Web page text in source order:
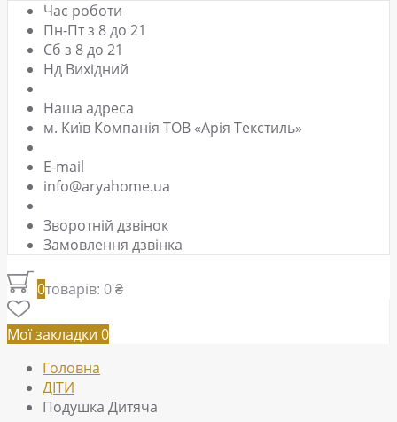
Час роботи
Пн-Пт з 8 до 21
Сб з 8 до 21
Нд Вихідний
Наша адреса
м. Київ Компанія ТОВ «Арія Текстиль»
E-mail
info@aryahome.ua
Зворотній дзвінок
Замовлення дзвінка
0товарів: 0 ₴
Мої закладки 0
Головна
ДІТИ
Подушка Дитяча